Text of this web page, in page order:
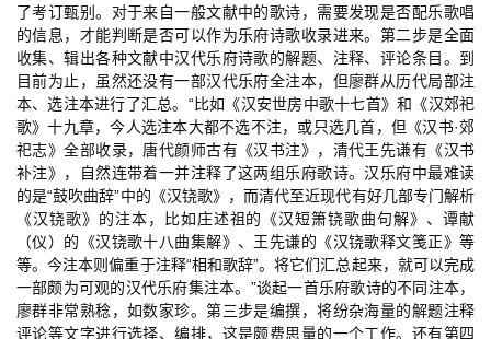
了考订甄别。对于来自一般文献中的歌诗，需要发现是否配乐歌唱
的信息，才能判断是否可以作为乐府诗歌收录进来。第二步是全面
收集、辑出各种文献中汉代乐府诗歌的解题、注释、评论条目。到
目前为止，虽然还没有一部汉代乐府全注本，但廖群从历代局部注
本、选注本进行了汇总。“比如《汉安世房中歌十七首》和《汉郊祀
歌》十九章，今人选注本大都不选不注，或只选几首，但《汉书·郊
祀志》全部收录，唐代颜师古有《汉书注》，清代王先谦有《汉书
补注》，自然连带着一并注释了这两组乐府歌诗。汉乐府中最难读
的是“鼓吹曲辞”中的《汉铙歌》，而清代至近现代有好几部专门解析
《汉铙歌》的注本，比如庄述祖的《汉短箫铙歌曲句解》、谭献
（仪）的《汉铙歌十八曲集解》、王先谦的《汉铙歌释文笺正》等
等。今注本则偏重于注释“相和歌辞”。将它们汇总起来，就可以完成
一部颇为可观的汉代乐府集注本。”谈起一首乐府歌诗的不同注本，
廖群非常熟稔，如数家珍。第三步是编撰，将纷杂海量的解题注释
评论等文字进行选择、编排，这是颇费思量的一个工作。还有第四